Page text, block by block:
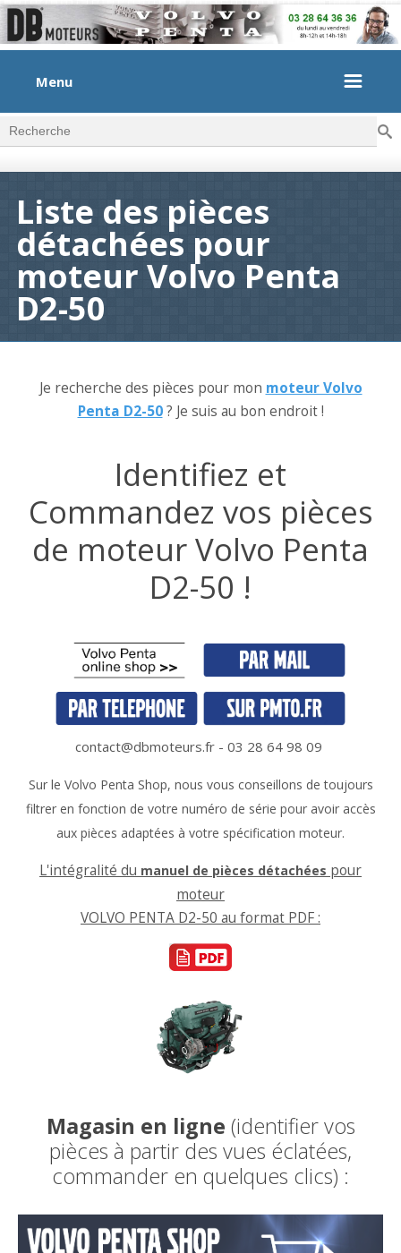
Menu
Formulaire de recherche
Liste des pièces
détachées pour
moteur Volvo Penta
D2-50
Je recherche des pièces pour mon moteur Volvo
Penta D2-50? Je suis au bon endroit !
Identifiez et
Commandez vos pièces
de moteur Volvo Penta
D2-50 !
contact@dbmoteurs.fr - 03 28 64 98 09
Sur le Volvo Penta Shop, nous vous conseillons de toujours
filtrer en fonction de votre numéro de série pour avoir accès
aux pièces adaptées à votre spécification moteur.
L'intégralité du manuel de pièces détachées pour
moteur
VOLVO PENTA D2-50 au format PDF :
Magasin en ligne (identifier vos
pièces à partir des vues éclatées,
commander en quelques clics) :